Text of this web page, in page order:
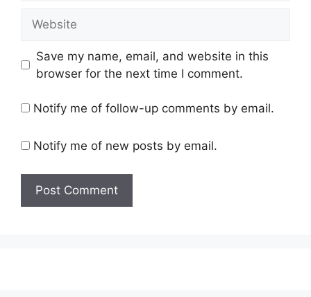
Save my name, email, and website in this
browser for the next time I comment.
Notify me of follow-up comments by email.
Notify me of new posts by email.